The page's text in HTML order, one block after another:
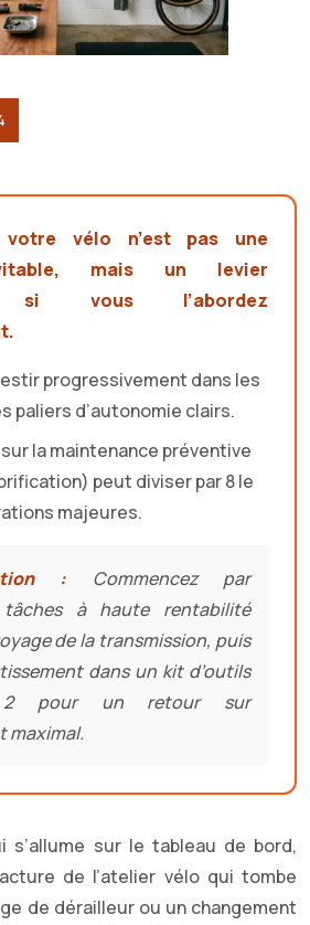
votre vélo n’est pas une
mais un levier
si vous l’abordez
progressivement dans les
paliers d’autonomie clairs.
la maintenance préventive
peut diviser par 8 le
majeures.
: Commencez par
à haute rentabilité
de la transmission, puis
dans un kit d’outils
2 pour un retour sur
maximal.
s’allume sur le tableau de bord,
de l’atelier vélo qui tombe
de dérailleur ou un changement